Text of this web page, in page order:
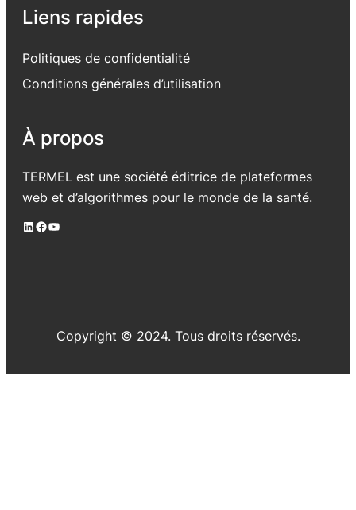
Liens rapides
Politiques de confidentialité
Conditions générales d’utilisation
À propos
TERMEL est une société éditrice de plateformes
web et d’algorithmes pour le monde de la santé.
LinkedIn Facebook YouTube
Copyright © 2024. Tous droits réservés.